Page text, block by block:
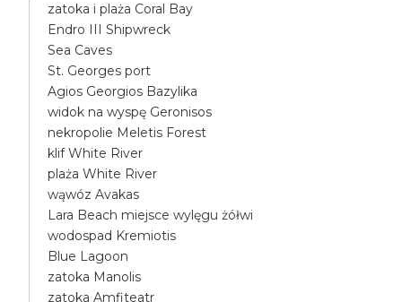
zatoka i plaża Coral Bay
Endro III Shipwreck
Sea Caves
St. Georges port
Agios Georgios Bazylika
widok na wyspę Geronisos
nekropolie Meletis Forest
klif White River
plaża White River
wąwóz Avakas
Lara Beach miejsce wylęgu żółwi
wodospad Kremiotis
Blue Lagoon
zatoka Manolis
zatoka Amfiteatr